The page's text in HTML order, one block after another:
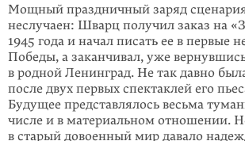
Мощный праздничный заряд
неслучаен: Шварц получил заказ на
1945 года и начал писать ее в первые
Победы, а заканчивал, уже
в родной Ленинград. Не так давно
после двух первых спектаклей его
Будущее представлялось весьма
числе и в материальном отношении.
в старый довоенный мир давало